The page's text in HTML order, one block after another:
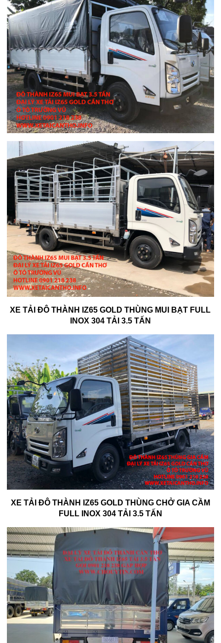
XE TẢI ĐÔ THÀNH IZ65 GOLD THÙNG MUI BẠT FULL
INOX 304 TẢI 3.5 TẤN
XE TẢI ĐÔ THÀNH IZ65 GOLD THÙNG CHỞ GIA CẦM
FULL INOX 304 TẢI 3.5 TẤN